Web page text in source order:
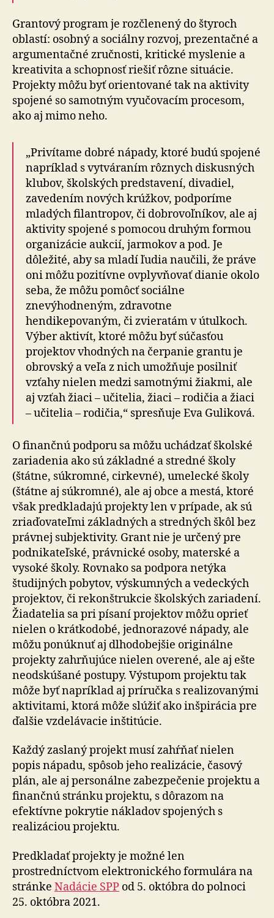
Grantový program je rozčlenený do štyroch
oblastí: osobný a sociálny rozvoj, prezentačné a
argumentačné zručnosti, kritické myslenie a
kreativita a schopnosť riešiť rôzne situácie.
Projekty môžu byť orientované tak na aktivity
spojené so samotným vyučovacím procesom,
ako aj mimo neho.
„Privítame dobré nápady, ktoré budú spojené
napríklad s vytváraním rôznych diskusných
klubov, školských predstavení, divadiel,
zavedením nových krúžkov, podporíme
mladých filantropov, či dobrovoľníkov, ale aj
aktivity spojené s pomocou druhým formou
organizácie aukcií, jarmokov a pod. Je
dôležité, aby sa mladí ľudia naučili, že práve
oni môžu pozitívne ovplyvňovať dianie okolo
seba, že môžu pomôcť sociálne
znevýhodneným, zdravotne
hendikepovaným, či zvieratám v útulkoch.
Výber aktivít, ktoré môžu byť súčasťou
projektov vhodných na čerpanie grantu je
obrovský a veľa z nich umožňuje posilniť
vzťahy nielen medzi samotnými žiakmi, ale
aj vzťah žiaci – učitelia, žiaci – rodičia a žiaci
– učitelia – rodičia,“ spresňuje Eva Guliková.
O finančnú podporu sa môžu uchádzať školské
zariadenia ako sú základné a stredné školy
(štátne, súkromné, cirkevné), umelecké školy
(štátne aj súkromné), ale aj obce a mestá, ktoré
však predkladajú projekty len v prípade, ak sú
zriaďovateľmi základných a stredných škôl bez
právnej subjektivity. Grant nie je určený pre
podnikateľské, právnické osoby, materské a
vysoké školy. Rovnako sa podpora netýka
študijných pobytov, výskumných a vedeckých
projektov, či rekonštrukcie školských zariadení.
Žiadatelia sa pri písaní projektov môžu oprieť
nielen o krátkodobé, jednorazové nápady, ale
môžu ponúknuť aj dlhodobejšie originálne
projekty zahrňujúce nielen overené, ale aj ešte
neodskúšané postupy. Výstupom projektu tak
môže byť napríklad aj príručka s realizovanými
aktivitami, ktorá môže slúžiť ako inšpirácia pre
ďalšie vzdelávacie inštitúcie.
Každý zaslaný projekt musí zahŕňať nielen
popis nápadu, spôsob jeho realizácie, časový
plán, ale aj personálne zabezpečenie projektu a
finančnú stránku projektu, s dôrazom na
efektívne pokrytie nákladov spojených s
realizáciou projektu.
Predkladať projekty je možné len
prostredníctvom elektronického formulára na
stránke Nadácie SPP od 5. októbra do polnoci
25. októbra 2021.